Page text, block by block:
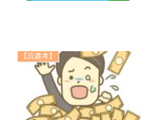
【読書考】